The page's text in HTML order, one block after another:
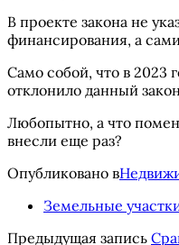
В проекте закона не
финансирования, а
Само собой, что в 2023
отклонило данный
Любопытно, а что
внесли еще раз?
Опубликовано в
Земельные
Предыдущая запись